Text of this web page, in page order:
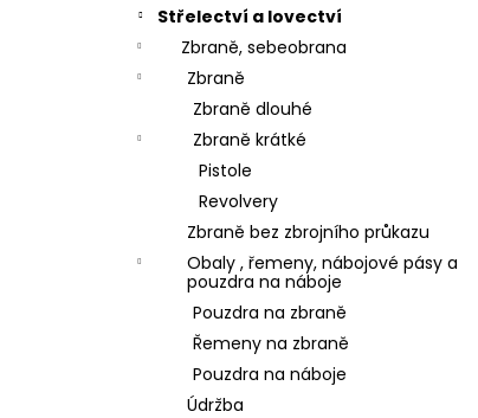
Střelectví a lovectví
Zbraně, sebeobrana
Zbraně
Zbraně dlouhé
Zbraně krátké
Pistole
Revolvery
Zbraně bez zbrojního průkazu
Obaly , řemeny, nábojové pásy a
pouzdra na náboje
Pouzdra na zbraně
Řemeny na zbraně
Pouzdra na náboje
Údržba